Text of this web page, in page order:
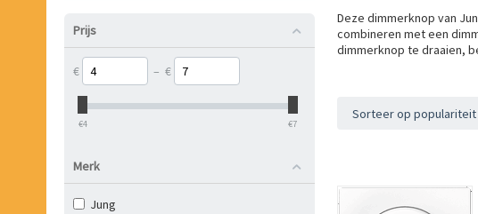
Prijs
€ – €
‎€4 ‎€7
Merk
Jung
Deze dimmerknop van
combineren met een
dimmerknop te draaien,
Sorteer op populariteit